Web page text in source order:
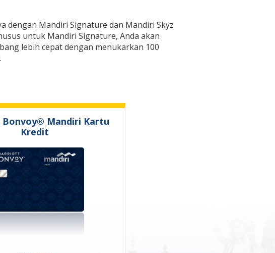
dengan Mandiri Signature dan Mandiri Skyz
untuk Mandiri Signature, Anda akan
lebih cepat dengan menukarkan 100
Mandiri Kartu
Kredit